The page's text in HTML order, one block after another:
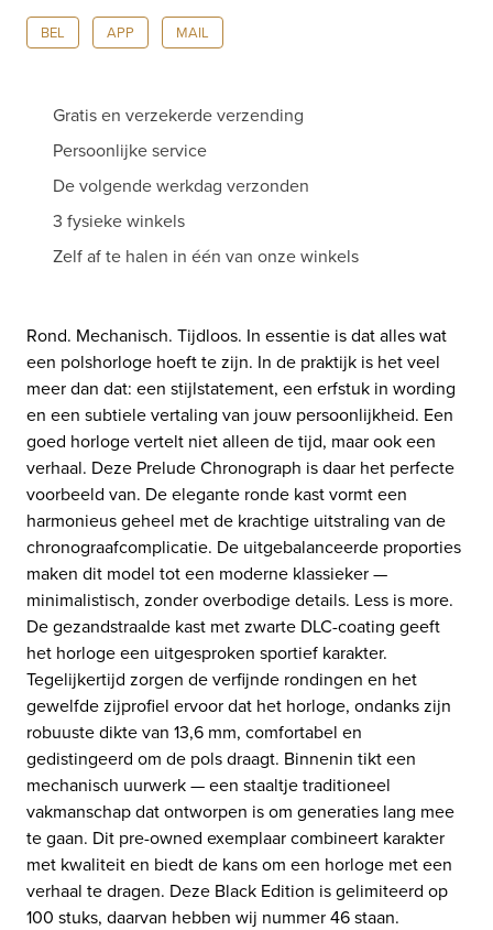
BEL APP MAIL
Gratis en verzekerde verzending
Persoonlijke service
De volgende werkdag verzonden
3 fysieke winkels
Zelf af te halen in één van onze winkels
Rond. Mechanisch. Tijdloos. In essentie is dat alles wat
een polshorloge hoeft te zijn. In de praktijk is het veel
meer dan dat: een stijlstatement, een erfstuk in wording
en een subtiele vertaling van jouw persoonlijkheid. Een
goed horloge vertelt niet alleen de tijd, maar ook een
verhaal. Deze Prelude Chronograph is daar het perfecte
voorbeeld van. De elegante ronde kast vormt een
harmonieus geheel met de krachtige uitstraling van de
chronograafcomplicatie. De uitgebalanceerde proporties
maken dit model tot een moderne klassieker —
minimalistisch, zonder overbodige details. Less is more.
De gezandstraalde kast met zwarte DLC-coating geeft
het horloge een uitgesproken sportief karakter.
Tegelijkertijd zorgen de verfijnde rondingen en het
gewelfde zijprofiel ervoor dat het horloge, ondanks zijn
robuuste dikte van 13,6 mm, comfortabel en
gedistingeerd om de pols draagt. Binnenin tikt een
mechanisch uurwerk — een staaltje traditioneel
vakmanschap dat ontworpen is om generaties lang mee
te gaan. Dit pre-owned exemplaar combineert karakter
met kwaliteit en biedt de kans om een horloge met een
verhaal te dragen. Deze Black Edition is gelimiteerd op
100 stuks, daarvan hebben wij nummer 46 staan.